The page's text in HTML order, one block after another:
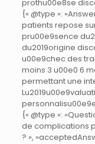
prothu00e8se
{« @type »:
patients repose
pru00e9sence
du2019origine
u00e9chec des
moins 3 u00e0 6
permettant une
{« @type »:
de complications
? »,